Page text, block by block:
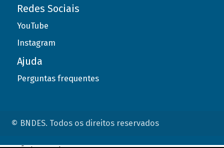
Redes Sociais
YouTube
Instagram
Ajuda
Perguntas frequentes
© BNDES. Todos os direitos reservados